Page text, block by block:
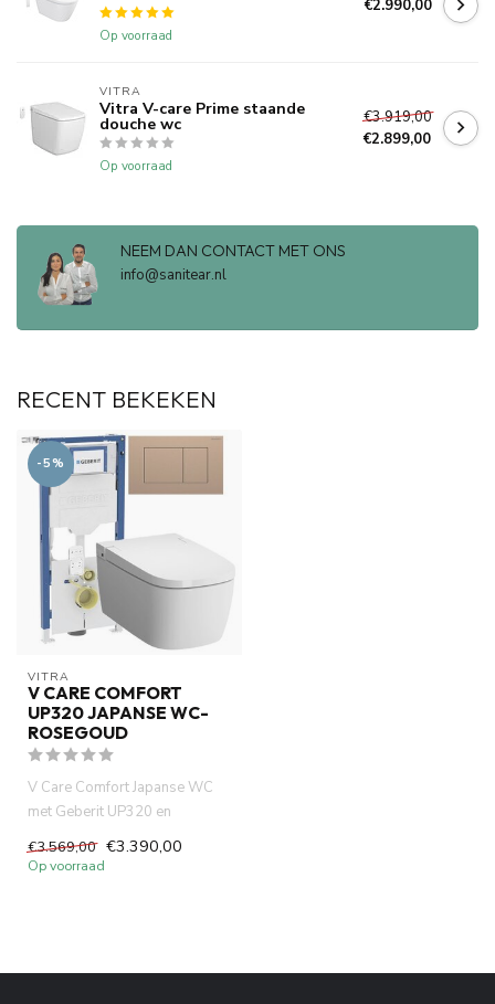
Op voorraad
€2.990,00
VITRA
Vitra V-care Prime staande
douche wc
Op voorraad
€3.919,00
€2.899,00
NEEM DAN CONTACT MET ONS
info@sanitear.nl
RECENT BEKEKEN
-5%
VITRA
V CARE COMFORT
UP320 JAPANSE WC-
ROSEGOUD
V Care Comfort Japanse WC
met Geberit UP320 en
Sigma40 drukplaat in Rose
Goud. E...
€3.569,00 €3.390,00
Op voorraad